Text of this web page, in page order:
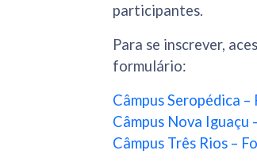
participantes.
Para se inscrever,
formulário:
Câmpus Seropédica
Câmpus Nova Iguaçu
Câmpus Três Rios –